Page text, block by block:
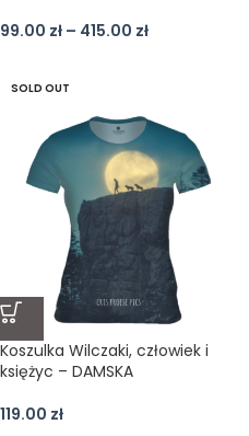
99.00 zł – 415.00 zł
SOLD OUT
Koszulka Wilczaki, człowiek i
księżyc – DAMSKA
119.00 zł